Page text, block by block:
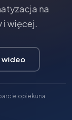
na
i więcej.
wideo
opiekuna